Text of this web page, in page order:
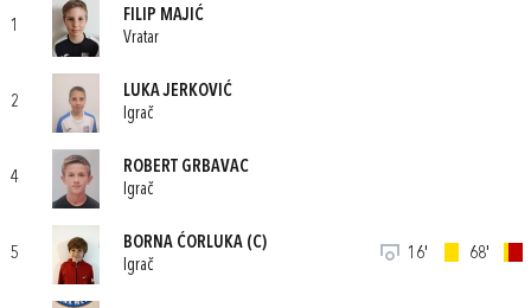
1
FILIP MAJIĆ
Vratar
2
LUKA JERKOVIĆ
Igrač
4
ROBERT GRBAVAC
Igrač
5
BORNA ĆORLUKA (C)
Igrač
16' 68'